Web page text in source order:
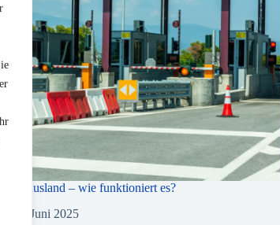
im Ausland – wie funktioniert es?
18. Juni 2025